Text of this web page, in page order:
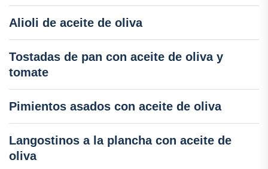
Alioli de aceite de oliva
Tostadas de pan con aceite de oliva y
tomate
Pimientos asados con aceite de oliva
Langostinos a la plancha con aceite de
oliva